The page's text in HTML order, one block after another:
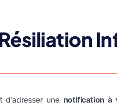
une notification à